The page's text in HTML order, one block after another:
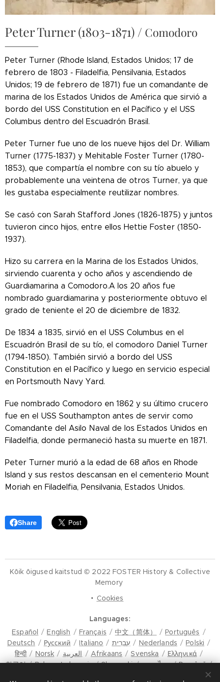
Peter Turner (1803-1871) / Comodoro
Peter Turner (Rhode Island, Estados Unidos; 17 de
febrero de 1803 - Filadelfia, Pensilvania, Estados
Unidos; 19 de febrero de 1871) fue un comandante de
marina de los Estados Unidos de América que sirvió a
bordo del USS Constitution en el Pacífico y el USS
Columbus dentro del Escuadrón Brasil.
Peter Turner fue uno de los nueve hijos del Dr. William
Turner (1775-1837) y Mehitable Foster Turner (1780-
1853), que compartía el nombre con su tío abuelo y
probablemente una veintena de otros Turner, ya que
les gustaba especialmente reutilizar nombres.
Se casó con Sarah Stafford Jones (1826-1875) y juntos
tuvieron cinco hijos, entre ellos Hettie Foster (1850-
1937).
Hizo su carrera en la Marina de los Estados Unidos,
sirviendo cuarenta y ocho años y ascendiendo de
Guardiamarina a Comodoro.A los 20 años fue
nombrado guardiamarina y posteriormente obtuvo el
grado de teniente el 20 de diciembre de 1832.
De 1834 a 1835, sirvió en el USS Columbus en el
Escuadrón Brasil de su tío, el comodoro Daniel Turner
(1794-1850). También sirvió a bordo del USS
Constitution en el Pacífico y luego en servicio especial
en Portsmouth Navy Yard.
Fue nombrado Comodoro en 1862 y su último crucero
fue en el USS Southampton antes de servir como
Comandante del Asilo Naval de los Estados Unidos en
Filadelfia, donde permaneció hasta su muerte en 1871.
Peter Turner murió a la edad de 68 años en Rhode
Island y sus restos descansan en el cementerio Mount
Moriah en Filadelfia, Pensilvania, Estados Unidos.
Share
Kõik õigused kaitstud © 2022 FOSTER History & Collective
Memory
Cookies
Languages
Español
English Français 中文（简体）
Português
Deutsch
Русский Italiano עִבְרִית Nederlands
Polski
हिन्दी
Norsk العربية Afrikaans Svenska
Ελληνικά
한국어
Bahasa Indonesia Slovenski ภาษาไทย
Română